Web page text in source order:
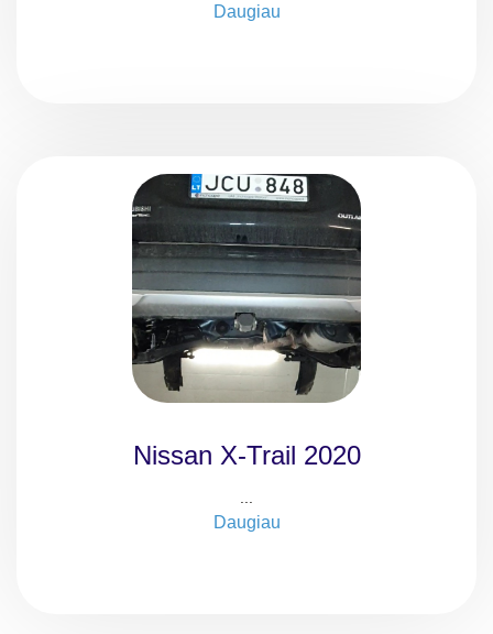
Daugiau
Nissan X-Trail 2020
Daugiau